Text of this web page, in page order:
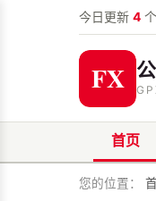
今日更新 4 个
首页
您的位置：